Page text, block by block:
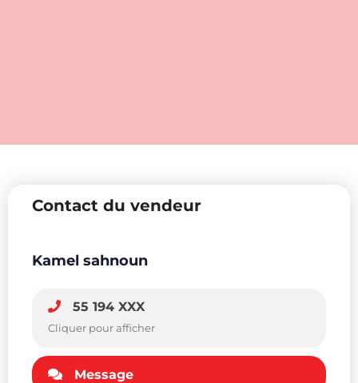
Contact du vendeur
Kamel sahnoun
55 194 XXX
Cliquer pour afficher
Message